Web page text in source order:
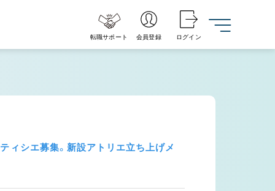
転職サポート 会員登録 ログイン
ィシエ募集。新設アトリエ立ち上げメ